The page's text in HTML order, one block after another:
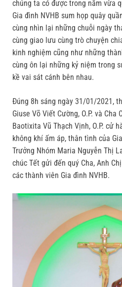
chúng ta có được trong năm vừa
Gia đình NVHB sum họp quây
cùng nhìn lại những chuỗi ngày
cùng giao lưu cùng trò chuyện
kinh nghiệm cũng như những
cùng ôn lại những kỷ niệm trong
kề vai sát cánh bên nhau.
Đúng 8h sáng ngày 31/01/2021,
Giuse Võ Viết Cường, O.P. và Cha
Baotixita Vũ Thạch Vịnh, O.P. cử
không khí ấm áp, thân tình của
Trưởng Nhóm Maria Nguyễn Thị
chúc Tết gửi đến quý Cha, Anh
các thành viên Gia đình NVHB.